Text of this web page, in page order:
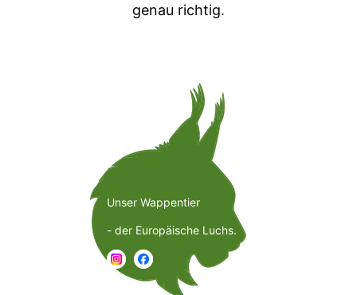
genau richtig.
Unser Wappentier
- der Europäische Luchs.